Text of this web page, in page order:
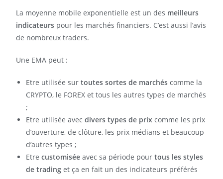
La moyenne mobile exponentielle est un des meilleurs
indicateurs pour les marchés financiers. C’est aussi l’avis
de nombreux traders.
Une EMA peut :
Etre utilisée sur toutes sortes de marchés comme la
CRYPTO, le FOREX et tous les autres types de marchés
;
Etre utilisée avecdivers types de prix comme les prix
d’ouverture, de clôture, les prix médians et beaucoup
d’autres types ;
Etrecustomisée avec sa période pourtous les styles
de trading et ça en fait un des indicateurs préférés